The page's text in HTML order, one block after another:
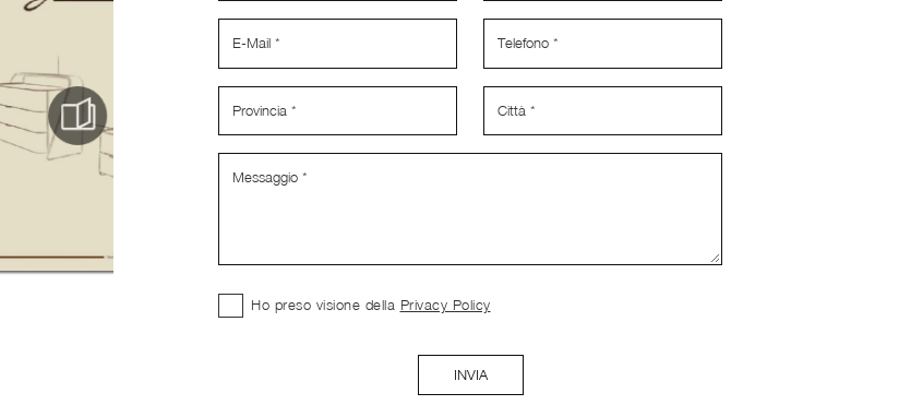
Ho preso visione della Privacy Policy
INVIA